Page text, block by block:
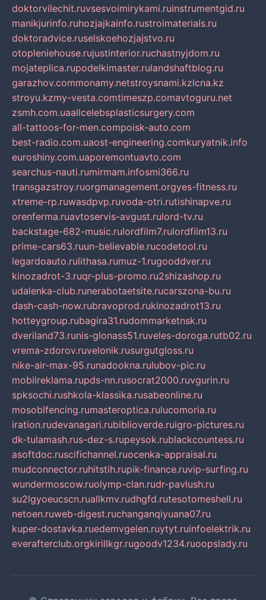
doktorvilechit.ruvsesvoimirykami.ruinstrumentgid.ru
manikjurinfo.ruhozjajkainfo.rustroimaterials.ru
doktoradvice.ruselskoehozjajstvo.ru
otopleniehouse.rujustinterior.ruchastnyjdom.ru
mojateplica.rupodelkimaster.rulandshaftblog.ru
garazhov.commonamy.netstroysnami.kzlcna.kz
stroyu.kzmy-vesta.comtimeszp.comavtoguru.net
zsmh.com.uaallcelebsplasticsurgery.com
all-tattoos-for-men.compoisk-auto.com
best-radio.com.uaost-engineering.comkuryatnik.info
euroshiny.com.uaporemontuavto.com
searchus-nauti.rumirmam.infosmi366.ru
transgazstroy.ruorgmanagement.orgyes-fitness.ru
xtreme-rp.ruwasdpvp.ruvoda-otri.rutishinapve.ru
orenferma.ruavtoservis-avgust.rulord-tv.ru
backstage-682-music.rulordfilm7.rulordfilm13.ru
prime-cars63.ruun-believable.rucodetool.ru
legardoauto.rulithasa.rumuz-1.rugooddver.ru
kinozadrot-3.ruqr-plus-promo.ru2shizashop.ru
udalenka-club.runerabotaetsite.rucarszona-bu.ru
dash-cash-now.rubravoprod.rukinozadrot13.ru
hotteygroup.rubagira31.rudommarketnsk.ru
dveriland73.runis-glonass51.ruveles-doroga.rutb02.ru
vrema-zdorov.ruvelonik.rusurgutgloss.ru
nike-air-max-95.runadookna.rulubov-pic.ru
mobilreklama.rupds-nn.rusocrat2000.ruvgurin.ru
spksochi.rushkola-klassika.rusabeonline.ru
mosoblfencing.rumasteroptica.rulucomoria.ru
iration.rudevanagari.rubiblioverde.ruigro-pictures.ru
dk-tulamash.rus-dez-s.rupeysok.rublackcountess.ru
asoftdoc.ruscifichannel.ruocenka-appraisal.ru
mudconnector.ruhitstih.rupik-finance.ruvip-surfing.ru
wundermoscow.ruolymp-clan.rudr-pavlush.ru
su2lgyoeucscn.ruallkmv.rudhgfd.rutesotomeshell.ru
netoen.ruweb-digest.ruchanganqiyuana07.ru
kuper-dostavka.ruedemvgelen.ruytyt.ruinfoelektrik.ru
everafterclub.orgkirillkgr.rugoodv1234.ruoopslady.ru